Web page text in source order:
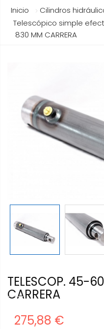
Inicio
Cilindros
Telescópico simple
830 MM CARRERA
TELESCOP. 45-
CARRERA
275,88 €